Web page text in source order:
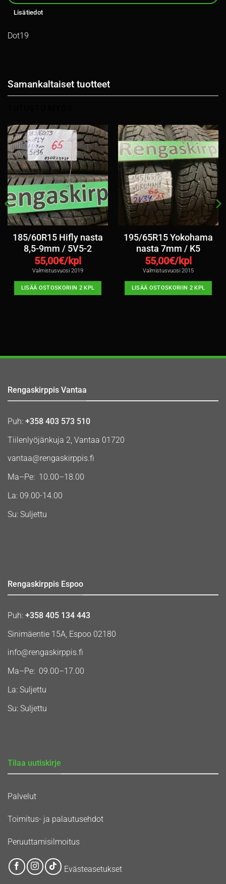
Lisätiedot
Dot19
Samankaltaiset tuotteet
185/60R15 Hifly nasta
8,5-9mm / 5V5-2
55,00€/kpl
Valmistusvuosi 2019
LISÄÄ OSTOSKORIIN 2 KPL
195/65R15 Yokohama
nasta 7mm / K5
55,00€/kpl
Valmistusvuosi 2015
LISÄÄ OSTOSKORIIN 2 KPL
Rengaskirppis Vantaa
Puh: +358 403 573 510
Tiilenlyöjänkuja 2, Vantaa 01720
vantaa@rengaskirppis.fi
Ma–Pe: 10.00–18.00
La: 09.00-14.00
Su: Suljettu
Rengaskirppis Espoo
Puh: +358 405 134 443
Sinimäentie 15A, Espoo 02180
info@rengaskirppis.fi
Ma–Pe: 09.00–17.00
La: Suljettu
Su: Suljettu
Tilaa uutiskirje
Palvelut
Toimitus- ja palautusehdot
Peruuttamisilmoitus
Evästeasetukset